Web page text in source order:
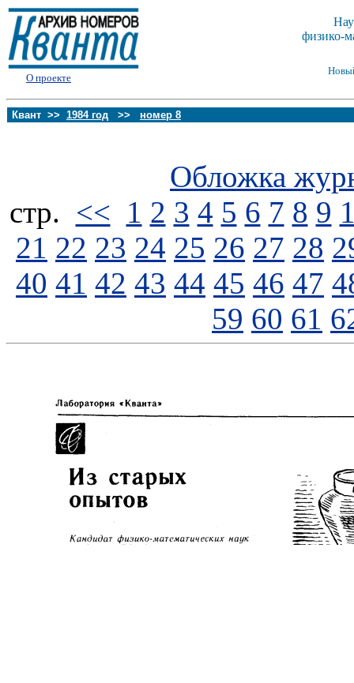
О проекте
физико-
Квант >> 1984 год >> номер 8
Обложка
стp. << 1 2 3 4 5 6 7 8 9
21 22 23 24 25 26 27 28
40 41 42 43 44 45 46 47
59 60 61